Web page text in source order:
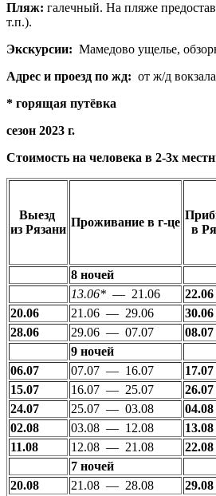
Пляж: галечный. На пляже
т.п.).
Экскурсии: Мамедово ущелье,
Адрес и проезд по жд: от ж/д
* горящая путёвка
сезон 2023 г.
Стоимость на человека в 2-3х
Выезд
из Рязани
Проживание в г-це
в
8 ночей
13.06* — 21.06 22.06
20.06
21.06 — 29.06 30.06
28.06
29.06 — 07.07 08.07
9 ночей
06.07
07.07 — 16.07 17.07
15.07
16.07 — 25.07 26.07
24.07
25.07 — 03.08 04.08
02.08
03.08 — 12.08 13.08
11.08
12.08 — 21.08 22.08
7 ночей
20.08
21.08 — 28.08 29.08